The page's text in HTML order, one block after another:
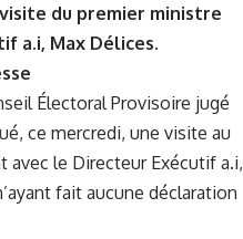
du premier ministre
a.i, Max Délices.
Électoral Provisoire jugé
ce mercredi, une visite au
avec le Directeur Exécutif a.i,
fait aucune déclaration